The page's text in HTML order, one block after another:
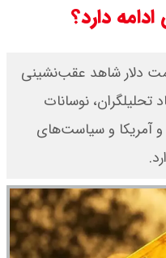
دلار شاهد عقب‌نشینی
تحلیلگران، نوسانات
و آمریکا و سیاست‌های